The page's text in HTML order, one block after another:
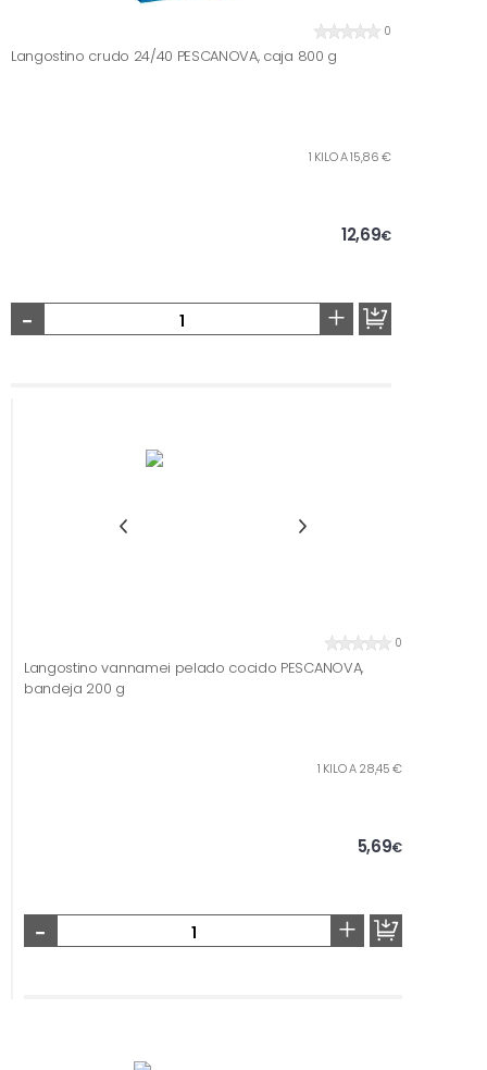
0
Langostino crudo 24/40 PESCANOVA, caja 800 g
1 KILO A 15,86 €
12,69€
- +
0
Langostino vannamei pelado cocido PESCANOVA,
bandeja 200 g
1 KILO A 28,45 €
5,69€
- +